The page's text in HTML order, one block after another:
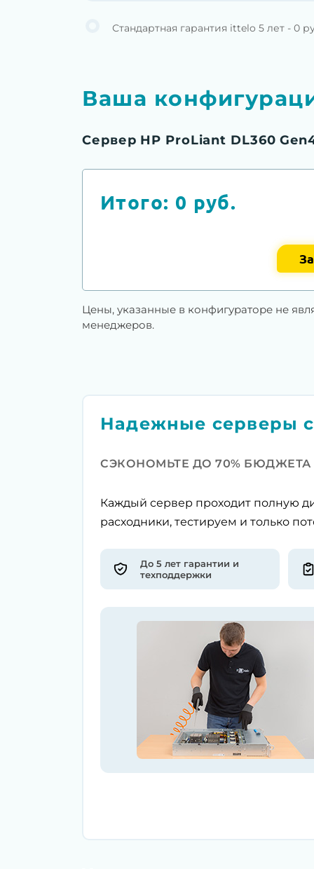
Стандартная гарантия ittelo 5 лет - 0
Ваша
Сервер HP ProLiant DL360
Итого: 0 руб.
Цены, указанные в конфигураторе не
менеджеров.
Надежные серверы
СЭКОНОМЬТЕ ДО 70% БЮДЖЕТА
Каждый сервер проходит полную
расходники, тестируем и только
До 5 лет гарантии и
техподдержки